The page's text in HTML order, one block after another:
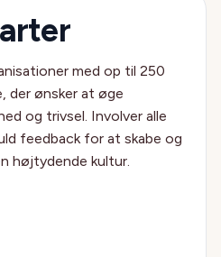
med op til 250
der ønsker at øge
og trivsel. Involver alle
feedback for at skabe og
højtydende kultur.